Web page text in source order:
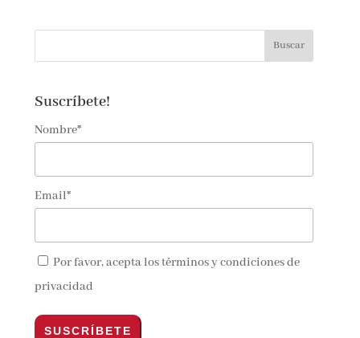
Suscríbete!
Nombre*
Email*
Por favor, acepta lostérminos y condiciones de
privacidad